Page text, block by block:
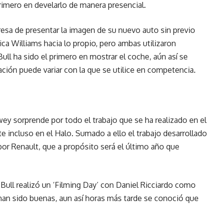
en develarlo de manera presencial.
de presentar la imagen de su nuevo auto sin previo
Williams hacia lo propio, pero ambas utilizaron
ha sido el primero en mostrar el coche, aún así se
puede variar con la que se utilice en competencia.
sorprende por todo el trabajo que se ha realizado en el
incluso en el Halo. Sumado a ello el trabajo desarrollado
Renault, que a propósito será el último año que
realizó un ‘Filming Day’ con Daniel Ricciardo como
sido buenas, aun así horas más tarde se conoció que